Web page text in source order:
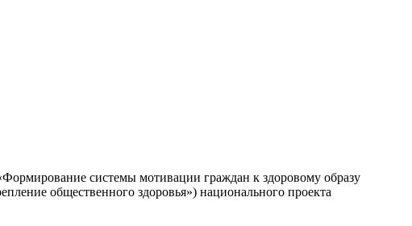
системы мотивации граждан к здоровому образу
общественного здоровья») национального проекта